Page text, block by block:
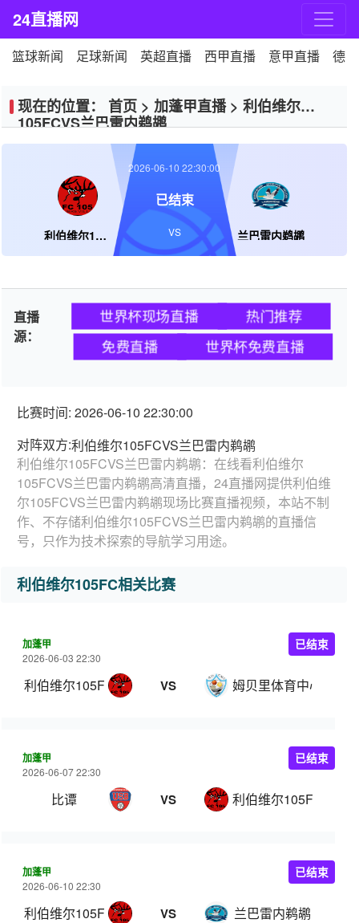
24直播网
篮球新闻 足球新闻 英超直播 西甲直播 意甲直播 德
现在的位置： 首页 > 加蓬甲直播> 利伯维尔
105FCVS兰巴雷内鹈鹕
利伯维尔105FC 兰巴雷内鹈鹕
2026-06-10 22:30:00
已结束
VS
直播
源：
世界杯现场直播
热门推荐
免费直播
世界杯免费直播
比赛时间: 2026-06-10 22:30:00
对阵双方:利伯维尔105FCVS兰巴雷内鹈鹕
利伯维尔105FCVS兰巴雷内鹈鹕：在线看利伯维尔
105FCVS兰巴雷内鹈鹕高清直播，24直播网提供利伯维
尔105FCVS兰巴雷内鹈鹕现场比赛直播视频，本站不制
作、不存储利伯维尔105FCVS兰巴雷内鹈鹕的直播信
号，只作为技术探索的导航学习用途。
利伯维尔105FC相关比赛
加蓬甲
2026-06-03 22:30
利伯维尔105FC VS 姆贝里体育中心
已结束
加蓬甲
2026-06-07 22:30
比谭 VS 利伯维尔105FC
已结束
加蓬甲
2026-06-10 22:30
利伯维尔105FC VS 兰巴雷内鹈鹕
已结束